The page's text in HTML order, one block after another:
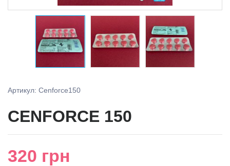
Артикул: Cenforce150
CENFORCE 150
320 грн